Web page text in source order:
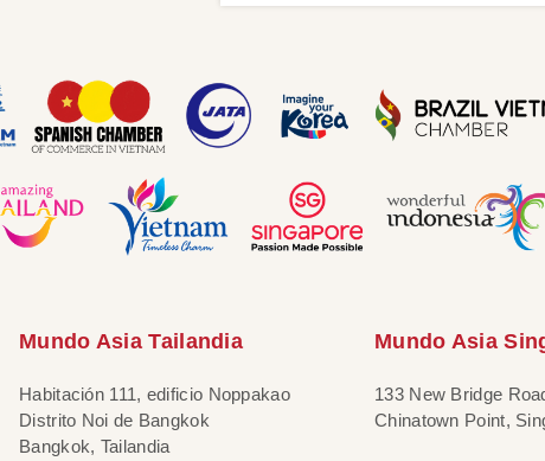
Mundo Asia Tailandia
Habitación 111, edificio Noppakao
Distrito Noi de Bangkok
Bangkok, Tailandia
Mundo Asia
133 New Bridge
Chinatown Point,